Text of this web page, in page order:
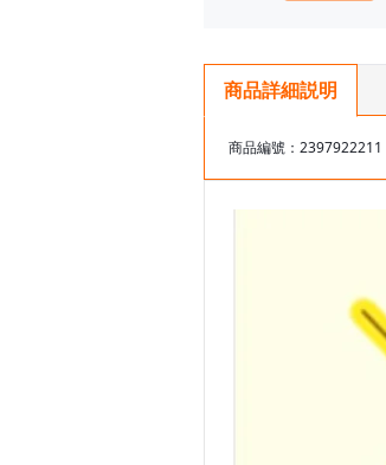
商品詳細説明
商品編號：2397922211